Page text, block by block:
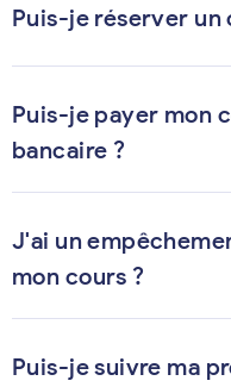
Puis-je réserver un
Puis-je payer mon
bancaire ?
J'ai un
mon cours ?
Puis-je suivre ma